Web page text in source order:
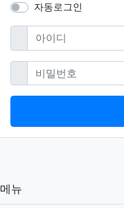
자동로그인
아이디필수
비밀번호필수
메뉴